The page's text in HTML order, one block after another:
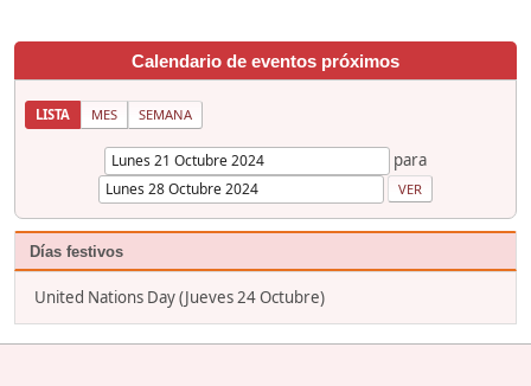
Calendario de eventos próximos
LISTA MES SEMANA
para
Días festivos
United Nations Day (Jueves 24 Octubre)